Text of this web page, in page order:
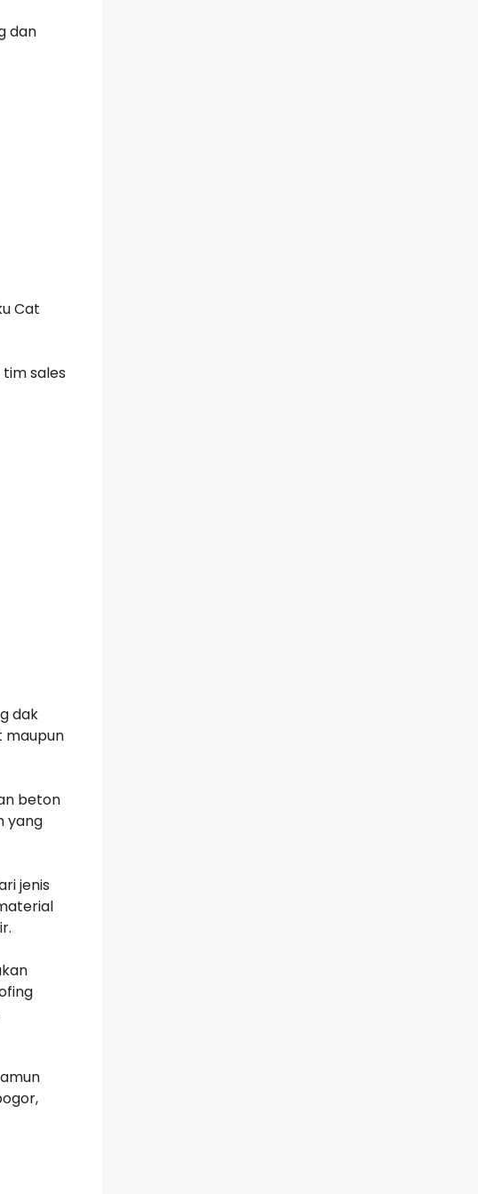
dan
Cat
tim sales
dak
maupun
beton
yang
jenis